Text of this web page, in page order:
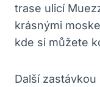
trase ulicí
krásnými
kde si můžete
Další